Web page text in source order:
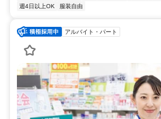
週4日以上OK
服装自由
アルバイト・パート